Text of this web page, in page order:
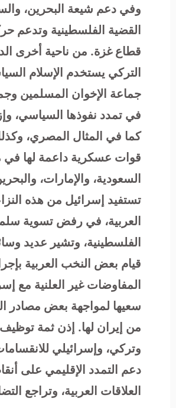
وفي دعم شيعة البحرين،
القضية الفلسطينية وتدعم
قطاع غزة. من ناحية أخرى
التركي يستخدم الإسلام
جماعة الإخوان المسلمين
في تمدد نفوذها السياسي،
كما في المثال المصري،
قوات عسكرية داعمة لها في
السعودية، والإمارات،
تستفيد إسرائيل من هذه
العربية، في رفض تسوية
الفلسطينية، وتشير عديد
قيام بعض النخب العربية
المفاوضات غير العلنية مع
سعيها لمواجهة بعض مصادر
من إيران لها. إذن ثمة توظيف
وتركي، وإسرائيلي
دعم التمدد الإقليمي على
العلاقات العربية، وتراجع